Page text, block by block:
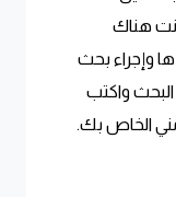
هناك
وإجراء بحث
واكتب
الخاص بك.